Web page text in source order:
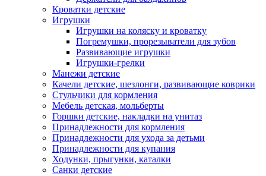
Кроватки детские
Игрушки
Игрушки на коляску и кроватку
Погремушки, прорезыватели для зубов
Развивающие игрушки
Игрушки-грелки
Манежи детские
Качели детские, шезлонги, развивающие коврики
Стульчики для кормления
Мебель детская, мольберты
Горшки детские, накладки на унитаз
Принадлежности для кормления
Принадлежности для ухода за детьми
Принадлежности для купания
Ходунки, прыгунки, каталки
Санки детские